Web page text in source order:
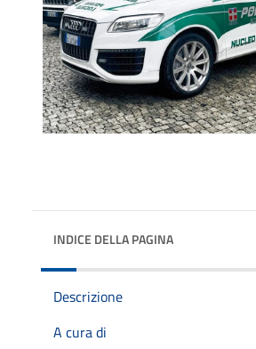
INDICE DELLA PAGINA
Descrizione
A cura di